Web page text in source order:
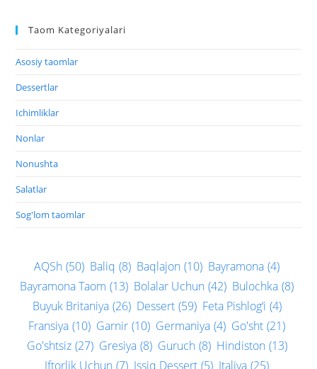
Taom Kategoriyalari
Asosiy taomlar
Dessertlar
Ichimliklar
Nonlar
Nonushta
Salatlar
Sog'lom taomlar
AQSh (50) Baliq (8) Baqlajon (10) Bayramona (4)
Bayramona Taom (13) Bolalar Uchun (42) Bulochka (8)
Buyuk Britaniya (26) Dessert (59) Feta Pishlog‘i (4)
Fransiya (10) Garnir (10) Germaniya (4) Go'sht (21)
Go'shtsiz (27) Gresiya (8) Guruch (8) Hindiston (13)
Iftorlik Uchun (7) Issiq Dessert (5) Italiya (25)